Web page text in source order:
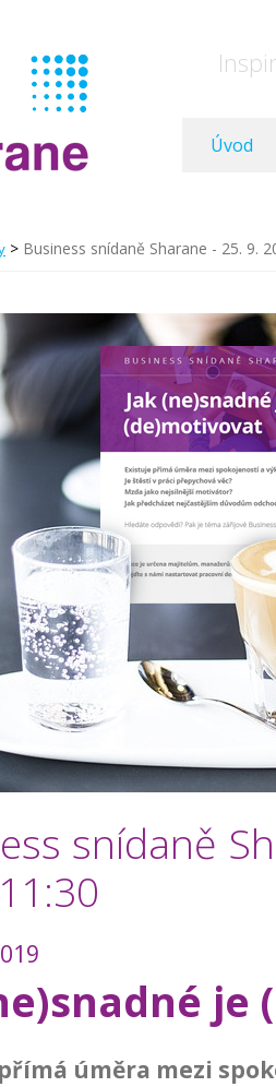
Úvod
> Business snídaně Sharane - 25. 9.
snídaně
úměra mezi